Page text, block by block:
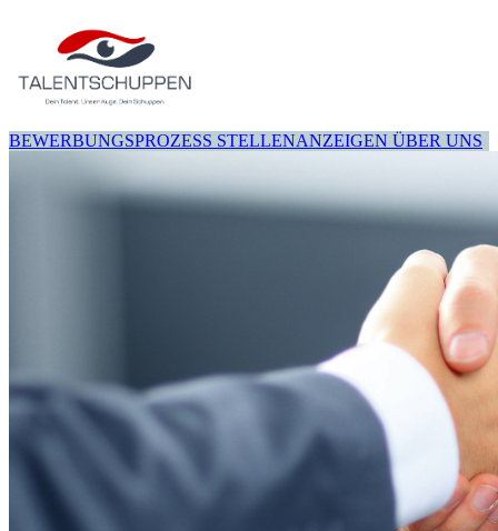
BEWERBUNGSPROZESS STELLENANZEIGEN ÜBER UNS